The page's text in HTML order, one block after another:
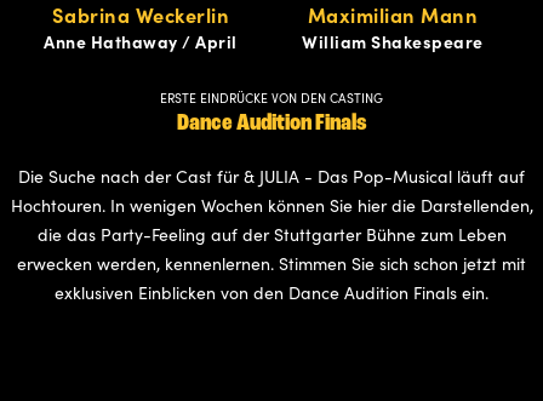
Sabrina Weckerlin
Anne Hathaway / April
Maximilian Mann
William Shakespeare
ERSTE EINDRÜCKE VON DEN CASTING
Dance Audition Finals
Die Suche nach der Cast für & JULIA - Das Pop-Musical läuft auf
Hochtouren. In wenigen Wochen können Sie hier die Darstellenden,
die das Party-Feeling auf der Stuttgarter Bühne zum Leben
erwecken werden, kennenlernen. Stimmen Sie sich schon jetzt mit
exklusiven Einblicken von den Dance Audition Finals ein.